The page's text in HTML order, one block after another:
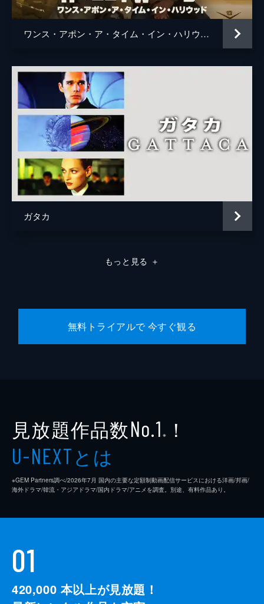
ダニエル・シャイナート
ジョナサン・ワン
ワンス・アポン・ア・タイム・イン・ハリウッド
ガタカ
もっと見る ＋
無料トライアルで 今すぐ観る
見放題作品数No.1 ※ ！
U-NEXTとは
※GEM Partners調べ/2026年7⽉ 国内の主要な定額制動画配信サービスにおける洋画/邦画/
海外ドラマ/韓流・アジアドラマ/国内ドラマ/アニメを調査。別途、有料作品あり。
01
420,000 本以上が見放題！